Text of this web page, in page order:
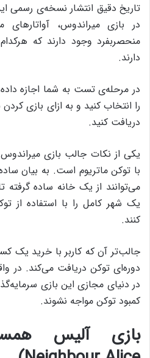
تاریخ دقیق انتشار نسخه‌ی
در بازی میراندوس،
منحصربفرد وجود دارند که
دارند.
در مرحله‌ی تست به شما اجازه
را انتخاب کنید و به ازای بازی کردن
دریافت کنید.
یکی از نکات جالب بازی
با توکن ماتریوم است‌. به بیان
می‌توانند از یک خانه‌ ساده
یک شهر کامل را با استفاده از
کنند.
جالب‌تر آن که کاربر با خرید یک
دوره‌ای توکن دریافت می‌کند. در
در دنیای مجازی این بازی
کمبود توکن مواجه نشوند.